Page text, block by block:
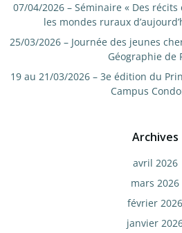
07/04/2026 – Séminaire « Des
les mondes ruraux
25/03/2026 – Journée des jeunes
Géographie de
19 au 21/03/2026 – 3e édition du
Campus
Archives
avril 2026
mars 2026
février 2026
janvier